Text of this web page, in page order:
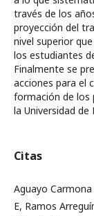
través de los
proyección del
nivel superior
los estudiantes
Finalmente se
acciones para el
formación de los
la Universidad de
Citas
Aguayo
E, Ramos